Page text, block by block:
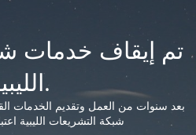
تم إيقاف خدمات
الليبية.
بعد سنوات من العمل وتقديم الخدمات
شبكة التشريعات الليبية